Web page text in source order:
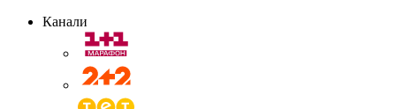
Канали